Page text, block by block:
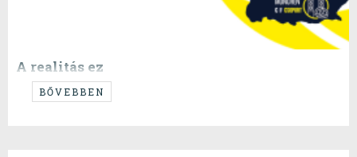
A realitás ez
...nincs ezzel semmi gond, nézzünk előre!
BŐVEBBEN